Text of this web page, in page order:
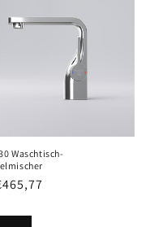
Waschtisch-